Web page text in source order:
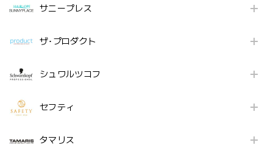
サニープレス
ザ･プロダクト
シュワルツコフ
セフティ
タマリス